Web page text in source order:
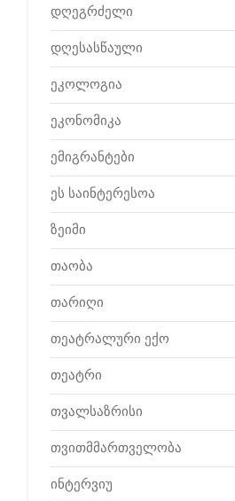
დღეგრძელი
დღესასწაული
ეკოლოგია
ეკონომიკა
ემიგრანტები
ეს საინტერესოა
ზეიმი
თაობა
თარიღი
თეატრალური ექო
თეატრი
თვალსაზრისი
თვითმმართველობა
ინტერვიუ